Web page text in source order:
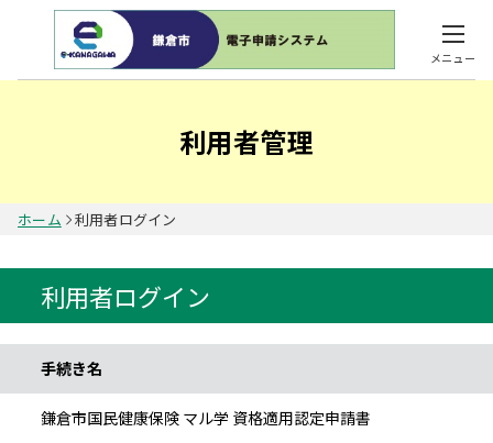
メニュー
利用者管理
ホーム 利用者ログイン
利用者ログイン
手続き名
鎌倉市国民健康保険 マル学 資格適用認定申請書